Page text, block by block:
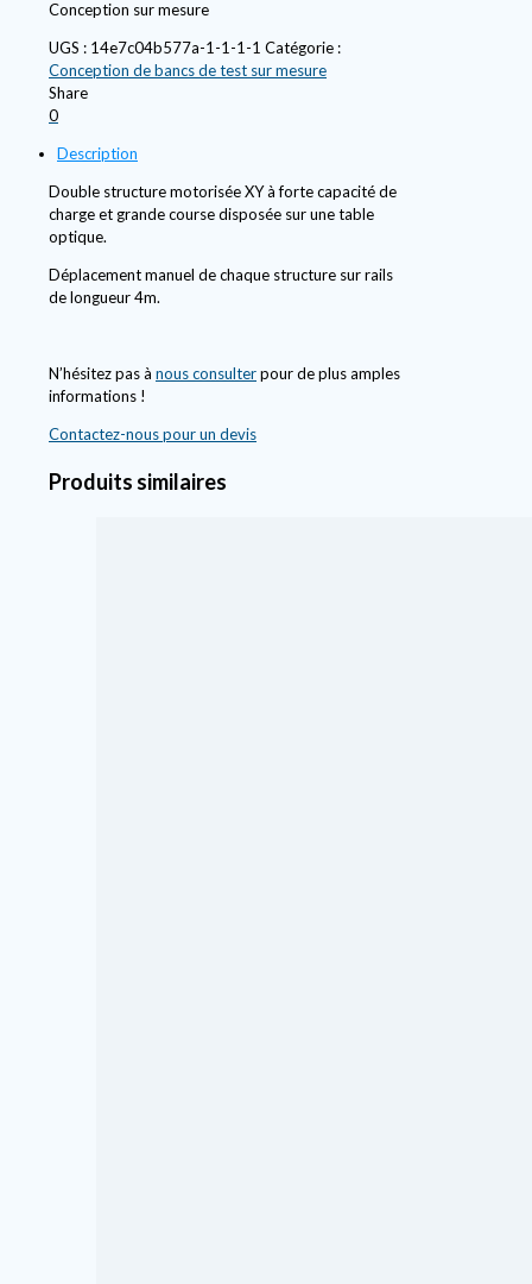
Conception sur mesure
UGS : 14e7c04b577a-1-1-1-1 Catégorie :
Conception de bancs de test sur mesure
Share
0
Description
Double structure motorisée XY à forte capacité de
charge et grande course disposée sur une table
optique.
Déplacement manuel de chaque structure sur rails
de longueur 4m.
N’hésitez pas à nous consulterpour de plus amples
informations !
Contactez-nous pour un devis
Produits similaires